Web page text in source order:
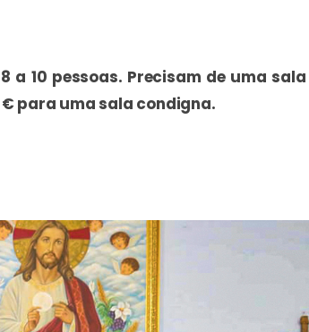
10 pessoas. Precisam de uma
para uma sala condigna.